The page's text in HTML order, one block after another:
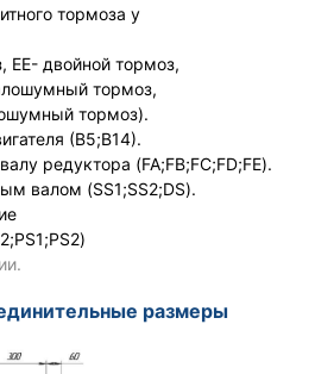
тормоза у
двойной тормоз,
тормоз,
тормоз).
(В5;В14).
редуктора (FA;FB;FC;FD;FE).
валом (SS1;SS2;DS).
размеры